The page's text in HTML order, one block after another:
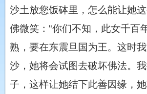
沙土放您饭砵里，怎么能让她
佛微笑：“你们不知，此女千百
熟，要在东震旦国为王。这时
沙，她将会试图去破坏佛法。
子，这样让她结下此善因缘，